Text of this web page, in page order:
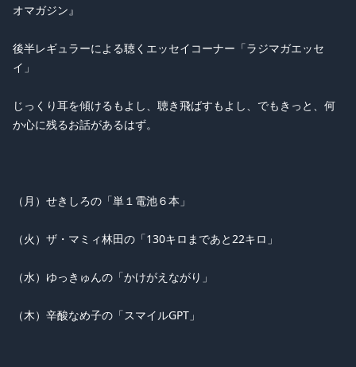
オマガジン』
後半レギュラーによる聴くエッセイコーナー「ラジマガエッセ
イ」
じっくり耳を傾けるもよし、聴き飛ばすもよし、でもきっと、何
か心に残るお話があるはず。
（月）せきしろの「単１電池６本」
（火）ザ・マミィ林田の「130キロまであと22キロ」
（水）ゆっきゅんの「かけがえながり」
（木）辛酸なめ子の「スマイルGPT」